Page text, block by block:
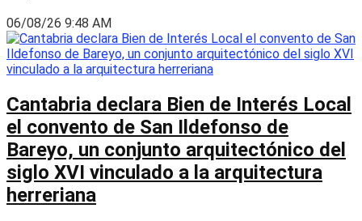
06/08/26 9:48 AM
Cantabria declara Bien de Interés Local
el convento de San Ildefonso de
Bareyo, un conjunto arquitectónico del
siglo XVI vinculado a la arquitectura
herreriana